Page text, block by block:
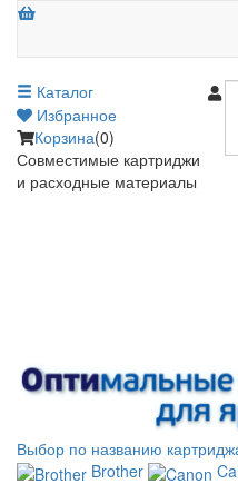
Каталог
Избранное
Корзина(0)
Совместимые картриджи
и расходные материалы
Выбор по названию
Brother